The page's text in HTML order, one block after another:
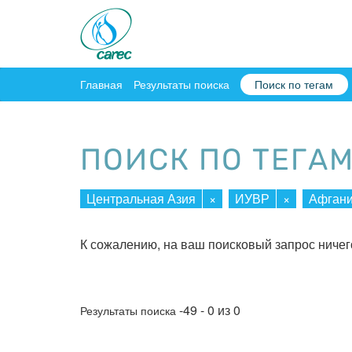
Главная Результаты поиска Поиск по тегам
ПОИСК ПО ТЕГАМ
Центральная Азия × ИУВР ×
К сожалению, на ваш поисковый запрос
Результаты поиска -49 - 0 из 0